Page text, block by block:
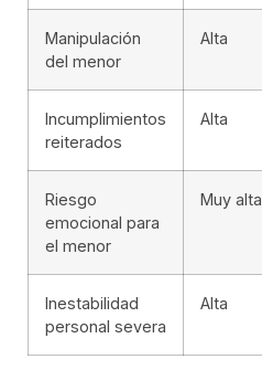
Manipulación
del menor
Alta
Incumplimientos
reiterados
Alta
Riesgo
emocional para
el menor
Muy alta
Inestabilidad
personal severa
Alta